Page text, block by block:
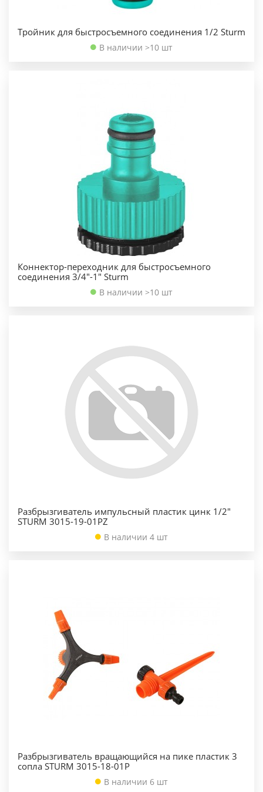
Тройник для быстросъемного соединения 1/2 Sturm
В наличии >10 шт
Коннектор-переходник для быстросъемного
соединения 3/4"-1" Sturm
В наличии >10 шт
Разбрызгиватель импульсный пластик цинк 1/2"
STURM 3015-19-01PZ
В наличии 4 шт
Разбрызгиватель вращающийся на пике пластик 3
сопла STURM 3015-18-01P
В наличии 6 шт